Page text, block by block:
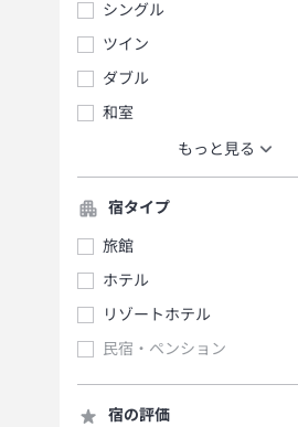
シングル
ツイン
ダブル
和室
もっと見る
宿タイプ
旅館
ホテル
リゾートホテル
民宿・ペンション
宿の評価